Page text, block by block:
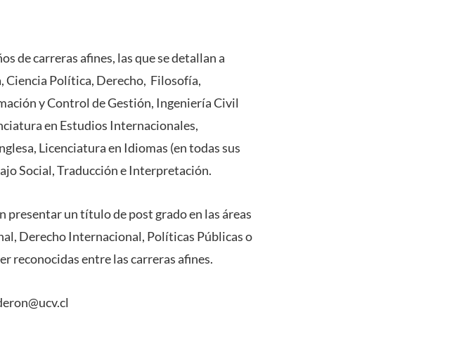
de carreras afines, las que se detallan a
Política, Derecho, Filosofía,
y Control de Gestión, Ingeniería Civil
en Estudios Internacionales,
Licenciatura en Idiomas (en todas sus
Social, Traducción e Interpretación.
presentar un título de post grado en las áreas
Derecho Internacional, Políticas Públicas o
reconocidas entre las carreras afines.